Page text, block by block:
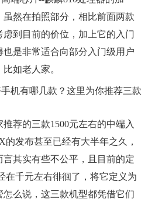
然在拍照部分，相比前面两款
到目前的价位，加上它的入门
是非常适合向部分入门级用户
如老人家。
荐的三款1500元左右的中端入
的发布甚至已经有大半年之久，
其实有些不公平，且目前的定
在千元左右徘徊了，将它定义为
怎么说，这三款机型都凭借它们